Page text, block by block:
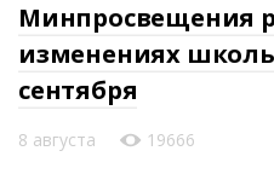
Минпросвещения
изменениях
сентября
8 августа 19666